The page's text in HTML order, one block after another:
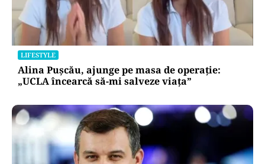
LIFESTYLE
Alina Pușcău, ajunge pe masa de operație:
„UCLA încearcă să-mi salveze viața”